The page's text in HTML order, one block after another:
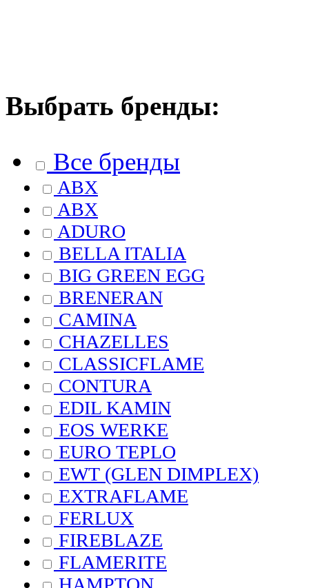
Выбрать бренды:
Все бренды
ABX
ABX
ADURO
BELLA ITALIA
BIG GREEN EGG
BRENERAN
CAMINA
CHAZELLES
CLASSICFLAME
CONTURA
EDIL KAMIN
EOS WERKE
EURO TEPLO
EWT (GLEN DIMPLEX)
EXTRAFLAME
FERLUX
FIREBLAZE
FLAMERITE